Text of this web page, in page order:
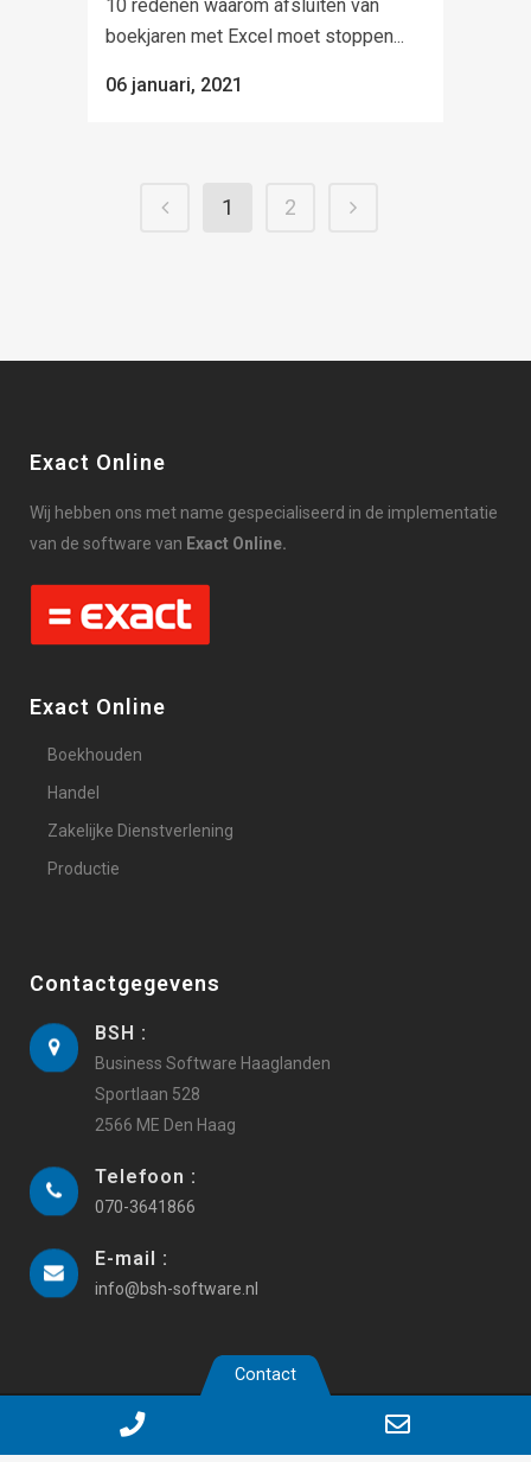
10 redenen waarom afsluiten van
boekjaren met Excel moet stoppen...
06 januari, 2021
1 2
Exact Online
Wij hebben ons met name gespecialiseerd in de implementatie
van de software van Exact Online.
Exact Online
Boekhouden
Handel
Zakelijke Dienstverlening
Productie
Contactgegevens
BSH :
Business Software Haaglanden
Sportlaan 528
2566 ME Den Haag
Telefoon :
070-3641866
E-mail :
info@bsh-software.nl
Copyright 2019 Business Software Haaglanden |
Algemene voorwaarden AVG instellingen
Contact